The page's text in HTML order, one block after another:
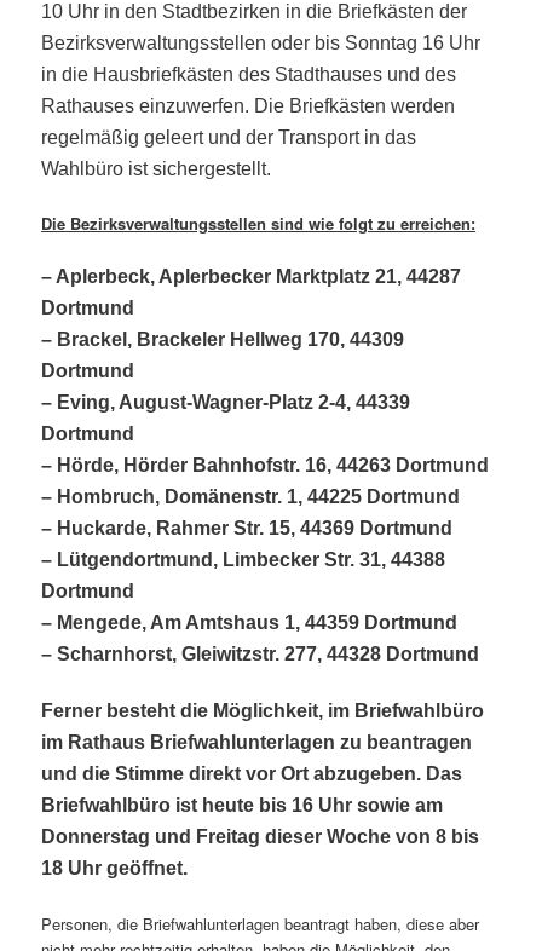
10 Uhr in den Stadtbezirken in die Briefkästen der
Bezirksverwaltungsstellen oder bis Sonntag 16 Uhr
in die Hausbriefkästen des Stadthauses und des
Rathauses einzuwerfen. Die Briefkästen werden
regelmäßig geleert und der Transport in das
Wahlbüro ist sichergestellt.
Die Bezirksverwaltungsstellen sind wie folgt zu erreichen:
– Aplerbeck, Aplerbecker Marktplatz 21, 44287
Dortmund
– Brackel, Brackeler Hellweg 170, 44309
Dortmund
– Eving, August-Wagner-Platz 2-4, 44339
Dortmund
– Hörde, Hörder Bahnhofstr. 16, 44263 Dortmund
– Hombruch, Domänenstr. 1, 44225 Dortmund
– Huckarde, Rahmer Str. 15, 44369 Dortmund
– Lütgendortmund, Limbecker Str. 31, 44388
Dortmund
– Mengede, Am Amtshaus 1, 44359 Dortmund
– Scharnhorst, Gleiwitzstr. 277, 44328 Dortmund
Ferner besteht die Möglichkeit, im Briefwahlbüro
im Rathaus Briefwahlunterlagen zu beantragen
und die Stimme direkt vor Ort abzugeben. Das
Briefwahlbüro ist heute bis 16 Uhr sowie am
Donnerstag und Freitag dieser Woche von 8 bis
18 Uhr geöffnet.
Personen, die Briefwahlunterlagen beantragt haben, diese aber